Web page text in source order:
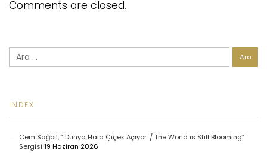
Comments are closed.
INDEX
Cem Sağbil, ” Dünya Hala Çiçek Açıyor. / The World is Still Blooming”
Sergisi 19 Haziran 2026